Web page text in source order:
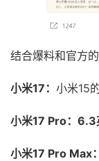
结合爆料和官方的
小米17： 小米15
小米17 Pro： 6.3
小米17 Pro Max：